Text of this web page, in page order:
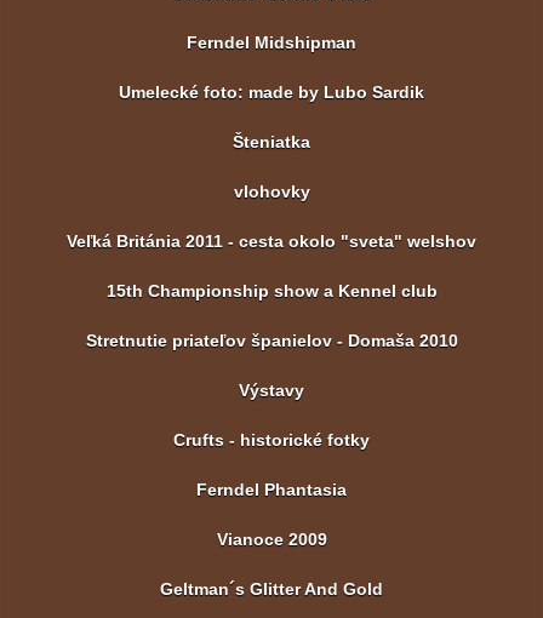
Ferndel Midshipman
Umelecké foto: made by Lubo Sardik
Šteniatka
vlohovky
Veľká Británia 2011 - cesta okolo "sveta" welshov
15th Championship show a Kennel club
Stretnutie priateľov španielov - Domaša 2010
Výstavy
Crufts - historické fotky
Ferndel Phantasia
Vianoce 2009
Geltman´s Glitter And Gold